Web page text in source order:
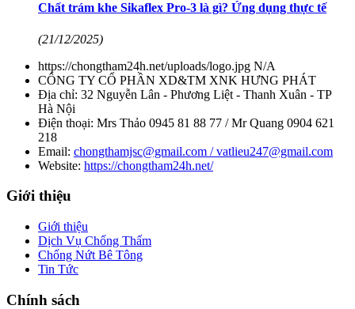
Chất trám khe Sikaflex Pro-3 là gì? Ứng dụng thực tế
(21/12/2025)
https://chongtham24h.net/uploads/logo.jpg N/A
CÔNG TY CỔ PHẦN XD&TM XNK HƯNG PHÁT
Địa chỉ: 32 Nguyễn Lân - Phương Liệt - Thanh Xuân - TP
Hà Nội
Điện thoại: Mrs Thảo 0945 81 88 77 / Mr Quang 0904 621
218
Email: chongthamjsc@gmail.com / vatlieu247@gmail.com
Website: https://chongtham24h.net/
Giới thiệu
Giới thiệu
Dịch Vụ Chống Thấm
Chống Nứt Bê Tông
Tin Tức
Chính sách